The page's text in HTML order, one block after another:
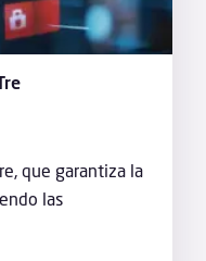
que garantiza la
las